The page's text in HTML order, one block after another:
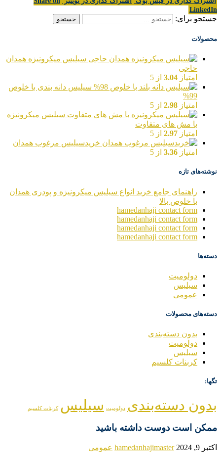
LinkedIn
جستجو برای:
محصولات
سیلیس میکرونیزه همدان
حاجی
امتیاز 3.04 از 5
سیلیس دانه بندی با خلوص
99%
امتیاز 2.98 از 5
سیلیس میکرونیزه
با مش های متفاوت
امتیاز 2.97 از 5
خریدسیلیس مرغوب همدان
امتیاز 3.36 از 5
نوشته‌های تازه
راهنمای جامع خرید انواع سیلیس میکرونیزه و پودری همدان
با خلوص بالا
hamedanhaji contact form
hamedanhaji contact form
hamedanhaji contact form
hamedanhaji contact form
دسته‌ها
دولومیت
سیلیس
عمومی
دسته‌های محصولات
بدون دسته‌بندی
دولومیت
سیلیس
کربنات کلسیم
تگها:
بدون دسته‌بندی دولومیت سیلیس کربنات کلسیم
ممکن است دوست داشته باشید
اکتبر 9, 2024 hamedanhajimaster عمومی